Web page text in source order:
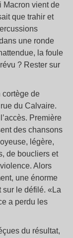
Macron vient de
que trahir et
une ronde
la foule
? Rester sur
cortège de
du Calvaire.
Première
des chansons
légère,
de boucliers et
Alors
une énorme
sur le défilé. «La
a perdu les
du résultat,